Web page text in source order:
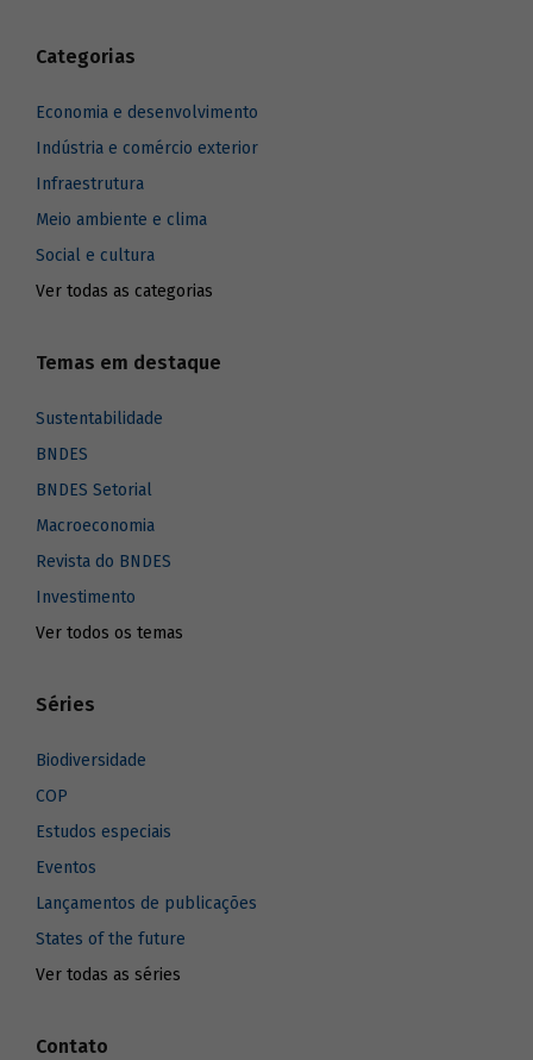
Categorias
Economia e desenvolvimento
Indústria e comércio exterior
Infraestrutura
Meio ambiente e clima
Social e cultura
Ver todas as categorias
Temas em destaque
Sustentabilidade
BNDES
BNDES Setorial
Macroeconomia
Revista do BNDES
Investimento
Ver todos os temas
Séries
Biodiversidade
COP
Estudos especiais
Eventos
Lançamentos de publicações
States of the future
Ver todas as séries
Contato